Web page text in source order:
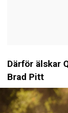
Därför älskar
Brad Pitt